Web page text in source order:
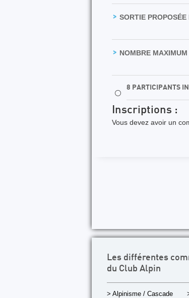
SORTIE PROPOSÉE
NOMBRE
⚪
8 PARTICIPANTS
Inscriptions :
Vous devez avoir un
Les différentes
du Club Alpin
> Alpinisme / Cascade